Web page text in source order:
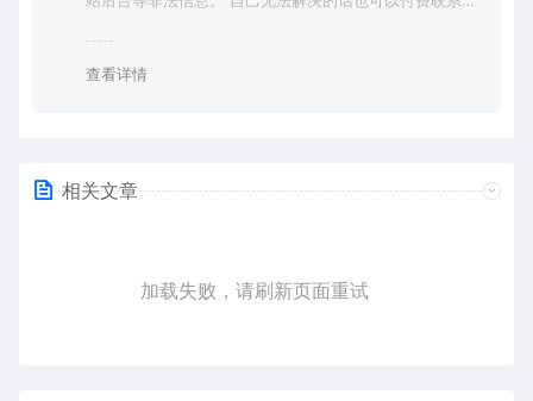
查看详情
相关文章
加载失败，请刷新页面重试